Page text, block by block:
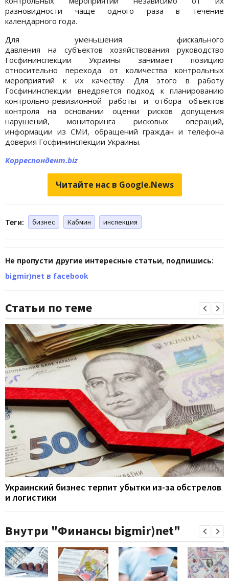
разновидности чаще одного раза в течение
календарного года.
Для уменьшения фискального
давления на субъектов хозяйствования руководство
Госфининспекции Украины занимает позицию
относительно перехода от количества контрольных
мероприятий к их качеству. Для этого в работу
Госфининспекции внедряется подход к планированию
контрольно-ревизионной работы и отбора объектов
контроля на основании оценки рисков допущения
нарушений, мониторинга рисковых операций,
информации из СМИ, обращений граждан и телефона
доверия Госфининспекции Украины.
Корреспондент.biz
Читайте нас в Google.News
Теги: бизнес Кабмин инспекция
Не пропусти другие интересные статьи, подпишись:
bigmir)net в facebook
Статьи по теме
Украинский бизнес терпит убытки из-за обстрелов
и логистики
Внутри "Финансы bigmir)net"